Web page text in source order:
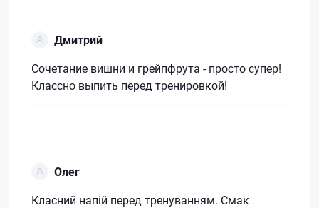
Дмитрий
Сочетание вишни и грейпфрута - просто супер!
Классно выпить перед тренировкой!
Олег
Класний напій перед тренуванням. Смак